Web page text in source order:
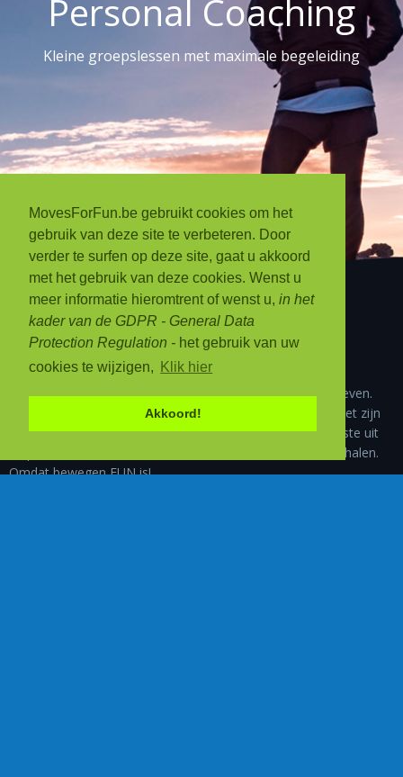
MovesForFun.be gebruikt cookies om het
gebruik van deze site te verbeteren. Door
verder te surfen op deze site, gaat u akkoord
met het gebruik van deze cookies. Wenst u
meer informatie hieromtrent of wenst u, in het
kader van de GDPR - General Data
Protection Regulation - het gebruik van uw
cookies te wijzigen,
Klik hier
Akkoord!
Personal Coaching
Kleine groepslessen met maximale begeleiding
Over Moves For Fun
Beweging is zo’n belangrijk onderdeel van het dagelijkse leven.
Iedereen, van beginner tot doorgedreven sporter, ieder met zijn
eigen doel is voor mij een uitdaging om niet alleen het beste uit
de persoon zelf maar ook het beste uit mezelf te kunnen halen.
Omdat bewegen FUN is!